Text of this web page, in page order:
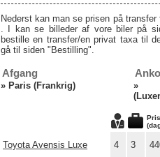
Nederst kan man se prisen på
. I kan se billeder af vore biler på
bestille en transfer/en privat taxa til
gå til siden "Bestilling".
Afgang
» Paris (Frankrig)
Toyota Avensis Luxe 4 3